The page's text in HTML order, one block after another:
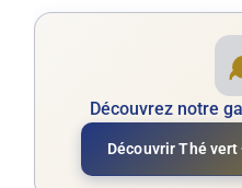
Découvrez notre
Découvrir Thé vert